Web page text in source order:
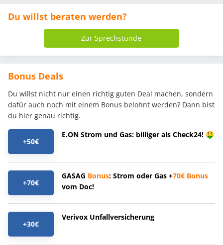
Du willst beraten werden?
Zur Sprechstunde
Bonus Deals
Du willst nicht nur einen richtig guten Deal machen, sondern
dafür auch noch mit einem Bonus belohnt werden? Dann bist
du hier genau richtig.
+50€
E.ON Strom und Gas: billiger als Check24! 🤑
+70€
GASAG Bonus: Strom oder Gas +70€ Bonus
vom Doc!
+30€
Verivox Unfallversicherung